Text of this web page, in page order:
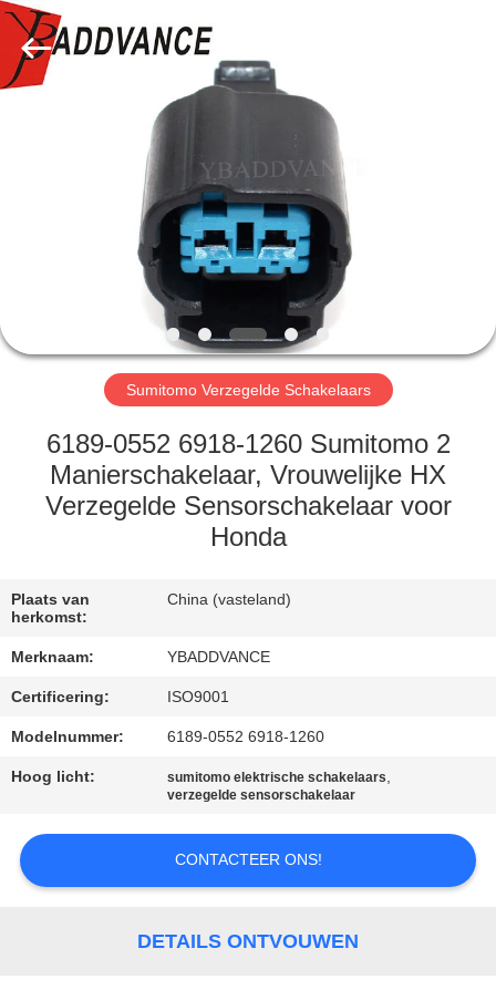
PRODUCTEN
ONGEVEER
FABRIEKSREIS
KWALITEITSCONTROLE
CONTACTEER
VERZOEK
OM
CITAAT
SITEMAP
PRIVACYBELEID
Auto
Parts
Co.,Ltd.
Rights
Reserved.
Sumitomo Verzegelde Schakelaars
6189-0552 6918-1260 Sumitomo 2
Manierschakelaar, Vrouwelijke HX
Verzegelde Sensorschakelaar voor
Honda
Plaats van
herkomst:
China (vasteland)
Merknaam: YBADDVANCE
Certificering: ISO9001
Modelnummer: 6189-0552 6918-1260
Hoog licht: sumitomo elektrische schakelaars,
verzegelde sensorschakelaar
CONTACTEER ONS!
DETAILS ONTVOUWEN